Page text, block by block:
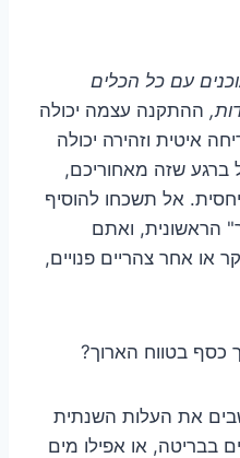
עם כל הכלים
ההתקנה עצמה יכולה
איטית וזהירה יכולה
ברגע שזה מאחוריכם,
אל תשכחו להוסיף
הראשונית, ואתם
או אחר צהריים פנויים,
בטווח הארוך?
את העלות השנתית
בבריטה, או אפילו מים